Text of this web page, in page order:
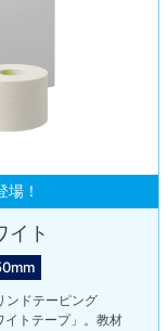
場！
イト
ンドテーピング
イトテープ」。教材